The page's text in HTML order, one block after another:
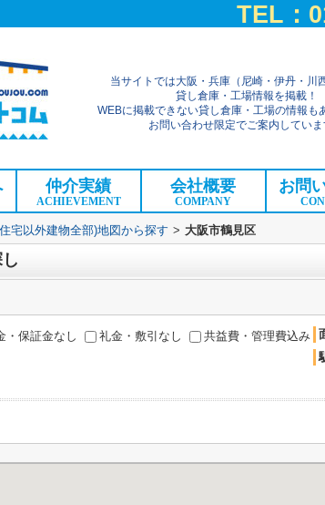
TEL：
当サイトでは大阪・兵庫（尼崎・伊丹・川
貸し倉庫・工場情報を掲載！
WEBに掲載できない貸し倉庫・工場の情報も
お問い合わせ限定でご案内していま
仲介実績
ACHIEVEMENT
会社概要
COMPANY
お問
宅以外建物全部)地図から探す > 大阪市鶴見区
・保証金なし 礼金・敷引なし 共益費・管理費込み